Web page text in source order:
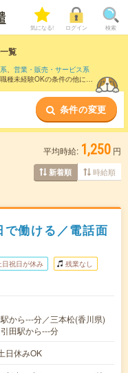
気になる! ログイン 検索
覧
、 営業・販売・サービス系
種未経験OKの条件の他に、
条件の変更
平均時給: 1,250 円
新着順 時給順
働ける／電話面
日祝日が休み 残業なし
から---分／三本松(香川県)
田駅から---分
日休みOK